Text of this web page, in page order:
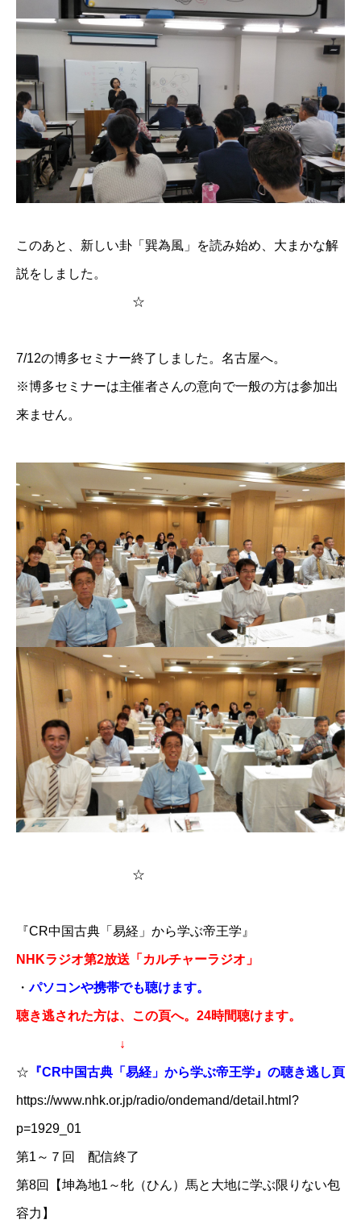
このあと、新しい卦「巽為風」を読み始め、大まかな解
説をしました。
☆
7/12の博多セミナー終了しました。名古屋へ。
※博多セミナーは主催者さんの意向で一般の方は参加出
来ません。
☆
『CR中国古典「易経」から学ぶ帝王学』
NHKラジオ第2放送「カルチャーラジオ」
・パソコンや携帯でも聴けます。
聴き逃された方は、この頁へ。24時間聴けます。
↓
​☆ 『CR中国古典「易経」から学ぶ帝王学』の聴き逃し頁
https://www.nhk.or.jp/radio/ondemand/detail.html?
p=1929_01​
第1～７回 配信終了
第8回【坤為地1～牝（ひん）馬と大地に学ぶ限りない包
容力】